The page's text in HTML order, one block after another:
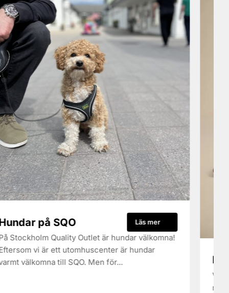
på SQO Läs mer
Stockholm Quality Outlet är hundar välkomna!
vi är ett utomhuscenter är hundar
välkomna till SQO. Men för...
Ny
Vi